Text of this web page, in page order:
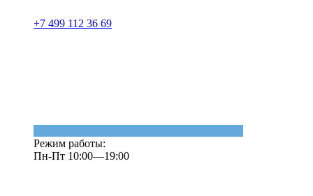
+7 499 112 36 69
Режим работы:
Пн-Пт 10:00—19:00